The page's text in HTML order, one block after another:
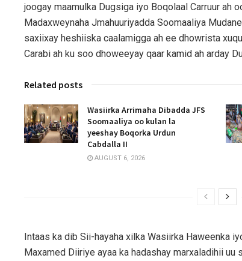
joogay maamulka Dugsiga iyo Boqolaal Carruur ah
Madaxweynaha Jmahuuriyadda Soomaaliya
saxiixay heshiiska caalamigga ah ee dhowrista
Carabi ah ku soo dhoweeyay qaar kamid ah arday
Related posts
Wasiirka Arrimaha Dibadda JFS
Soomaaliya oo kulan la
yeeshay Boqorka Urdun
Cabdalla II
AUGUST 6, 2026
Intaas ka dib Sii-hayaha xilka Wasiirka Haweenka
Maxamed Diiriye ayaa ka hadashay marxaladihii uu